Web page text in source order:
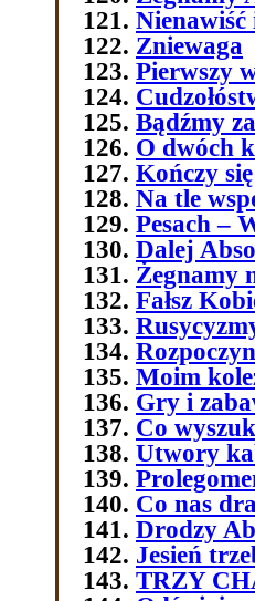
Nienawiść
Zniewaga
Pierwszy
Bądźmy
O dwóch
Kończy
Na tle
Pesach –
Dalej
Żegnamy
Fałsz
Moim
Gry i
Co
Utwory
Co nas
Drodzy
Jesień
TRZY